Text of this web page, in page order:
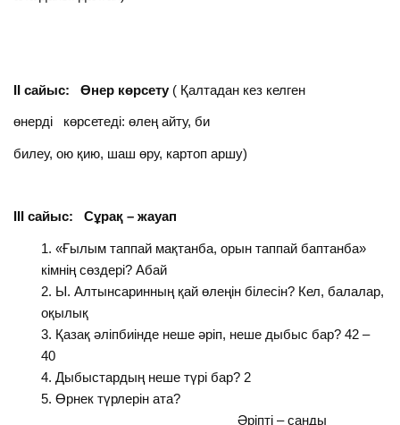
ІІ сайыс: Өнер көрсету ( Қалтадан кез келген
өнерді көрсетеді: өлең айту, би
билеу, ою қию, шаш өру, картоп аршу)
ІІІ сайыс: Сұрақ – жауап
«Ғылым таппай мақтанба, орын таппай баптанба»
кімнің сөздері? Абай
Ы. Алтынсаринның қай өлеңін білесін? Кел, балалар,
оқылық
Қазақ әліпбиінде неше әріп, неше дыбыс бар? 42 –
40
Дыбыстардың неше түрі бар? 2
Өрнек түрлерін ата?
Әріпті – санды